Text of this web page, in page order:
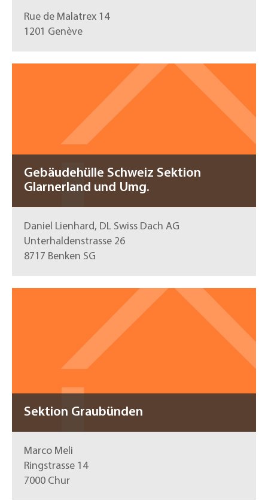
Rue de Malatrex 14
1201 Genève
Gebäudehülle Schweiz Sektion
Glarnerland und Umg.
Daniel Lienhard, DL Swiss Dach AG
Unterhaldenstrasse 26
8717 Benken SG
Sektion Graubünden
Marco Meli
Ringstrasse 14
7000 Chur